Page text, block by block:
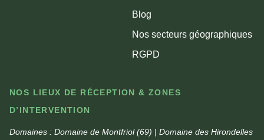
Blog
Nos secteurs géographiques
RGPD
NOS LIEUX DE RÉCEPTION & ZONES
D’INTERVENTION
Domaines : Domaine de Montfriol (69) | Domaine des Hirondelles